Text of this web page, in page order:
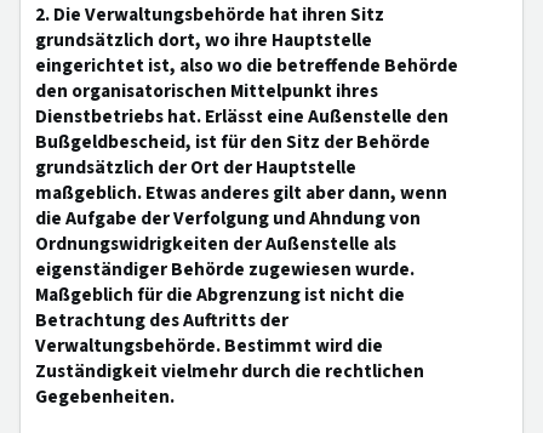
2. Die Verwaltungsbehörde hat ihren Sitz
grundsätzlich dort, wo ihre Hauptstelle
eingerichtet ist, also wo die betreffende Behörde
den organisatorischen Mittelpunkt ihres
Dienstbetriebs hat. Erlässt eine Außenstelle den
Bußgeldbescheid, ist für den Sitz der Behörde
grundsätzlich der Ort der Hauptstelle
maßgeblich. Etwas anderes gilt aber dann, wenn
die Aufgabe der Verfolgung und Ahndung von
Ordnungswidrigkeiten der Außenstelle als
eigenständiger Behörde zugewiesen wurde.
Maßgeblich für die Abgrenzung ist nicht die
Betrachtung des Auftritts der
Verwaltungsbehörde. Bestimmt wird die
Zuständigkeit vielmehr durch die rechtlichen
Gegebenheiten.